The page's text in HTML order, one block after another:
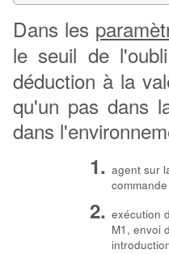
Dans les
le seuil de
déduction à la
qu'un pas dans
dans
agent sur
exécution
M1, envoi